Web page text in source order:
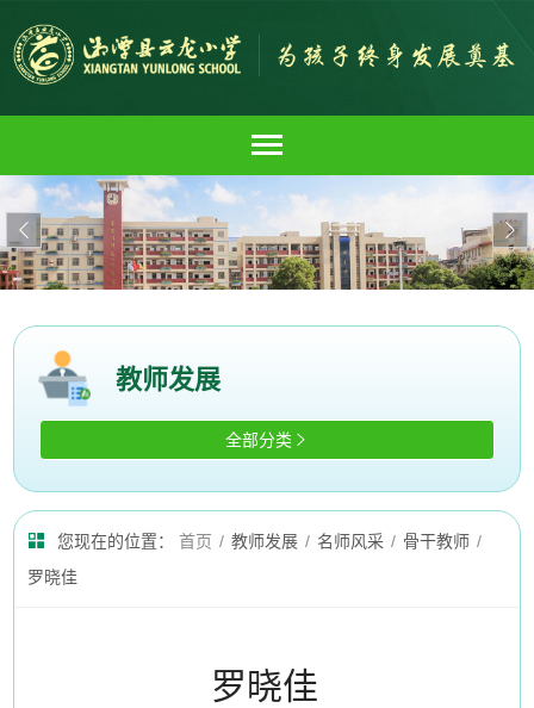
 
教师发展
全部分类 
您现在的位置： 首页 / 教师发展 / 名师风采 / 骨干教师 /
罗晓佳
罗晓佳